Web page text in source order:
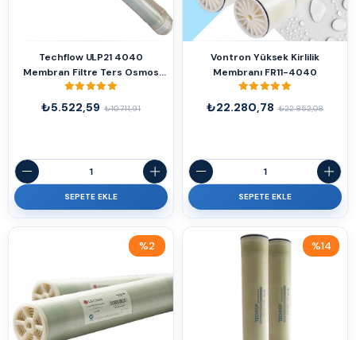
Techflow ULP21 4040
Membran Filtre Ters Osmos
Membranı
₺5.522,59 ₺10.711,91
SEPETE EKLE
Vontron Yüksek Kirlilik
Membranı FR11-4040
₺22.280,78 ₺22.852,08
SEPETE EKLE
%2
%2İndirim
%14